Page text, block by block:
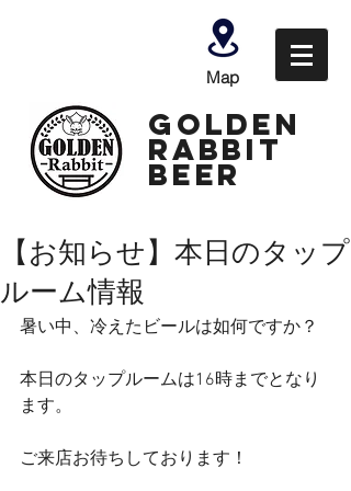
Map
GOLDEN
Rabbit
Beer
【お知らせ】本日のタップ
ルーム情報
暑い中、冷えたビールは如何ですか？
本日のタップルームは16時までとなり
ます。
ご来店お待ちしております！